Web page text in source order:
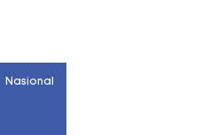
Nasional